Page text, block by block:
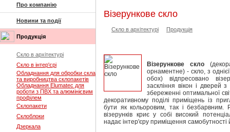
Про компанію
Новини та події
Продукція
Скло в архітектурі
Скло в інтер'єрі
Обладнання для обробки скла
та виробництва склопакетів
Обладнання Elumatec для
роботи з ПВХ та алюмінієвим
профілем
Склопакети
Склоблоки
Дзеркала
Візерункове скло
Скло в архітектурі Продукція
Візерункове скло
орнаментне) - скло, з
обох) відпресовано
заскління вікон і дверей
збереженні оптимальної
декоративному поділі приміщень із
бути як кольоровим, так і безбарвним.
візерунків криє у собі високий
надає інтер'єру приміщення самобутності